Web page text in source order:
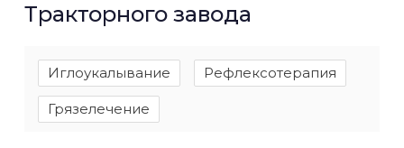
Тракторного завода
Иглоукалывание Рефлексотерапия
Грязелечение